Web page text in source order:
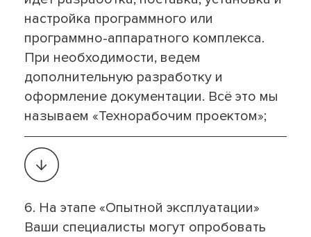
настройка программного или
программно-аппаратного комплекса.
При необходимости, ведем
дополнительную разработку и
оформление документации. Всё это мы
называем «Технорабочим проектом»;
6. На этапе «Опытной эксплуатации»
Ваши специалисты могут опробовать